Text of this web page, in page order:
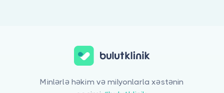
Minlərlə həkim və milyonlarla xəstənin